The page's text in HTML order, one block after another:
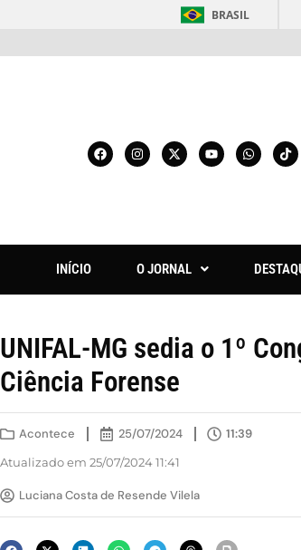
BRASIL
INÍCIO O JORNAL
UNIFAL-MG sedia o 1º
Ciência Forense
Acontece 25/07/2024 11:39
Atualizado em 25/07/2024 11:41
Luciana Costa de Resende Vilela